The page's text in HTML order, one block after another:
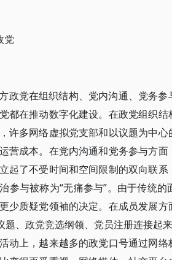
党
政党在组织结构、党内沟通、党务
都在推动数字化建设。在政党组织
许多网络虚拟党支部和以议题为中
营成本。在党内沟通和党务参与方
起了不受时间和空间限制的双向联
参与被称为“无痛参与”。由于传统
少质疑党领袖的决定。在成员发展
题、政党竞选纲领、党员注册连接起
动上，越来越多的政党口号通过网